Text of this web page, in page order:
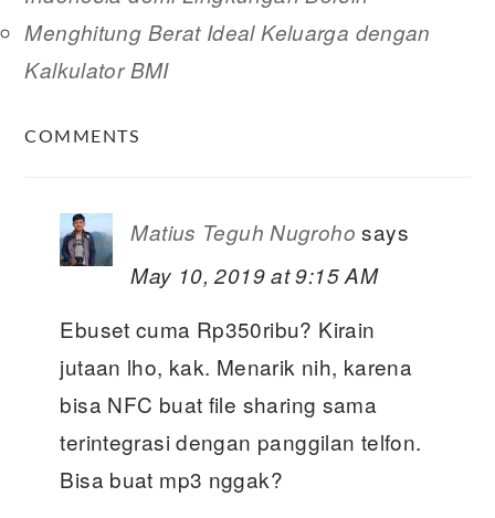
Menghitung Berat Ideal Keluarga dengan
Kalkulator BMI
COMMENTS
Matius Teguh Nugroho says
May 10, 2019 at 9:15 AM
Ebuset cuma Rp350ribu? Kirain
jutaan lho, kak. Menarik nih, karena
bisa NFC buat file sharing sama
terintegrasi dengan panggilan telfon.
Bisa buat mp3 nggak?